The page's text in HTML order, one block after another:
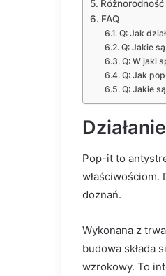
FAQ
Q: Jak
Q: Jakie
Q: W jaki
Q: Jak
Q: Jakie
Pop-it to
właściwościom.
doznań.
Wykonana z
budowa składa
wzrokowy. To